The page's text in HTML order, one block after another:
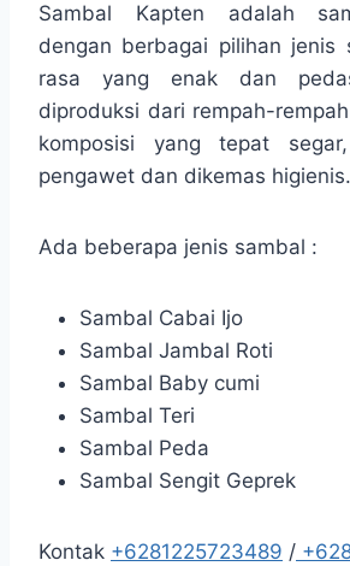
Sambal Kapten adalah
dengan berbagai pilihan jenis
rasa yang enak dan
diproduksi dari rempah-
komposisi yang tepat
pengawet dan dikemas higienis.
Ada beberapa jenis sambal :
Sambal Cabai Ijo
Sambal Jambal Roti
Sambal Baby cumi
Sambal Teri
Sambal Peda
Sambal Sengit Geprek
Kontak +6281225723489 /